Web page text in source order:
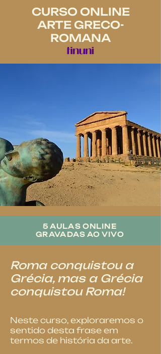
CURSO ONLINE
ARTE GRECO-
ROMANA
5 AULAS ONLINE
GRAVADAS AO VIVO
Roma conquistou a
Grécia, mas a Grécia
conquistou Roma!
Neste curso, exploraremos o
sentido desta frase em
termos de história da arte.